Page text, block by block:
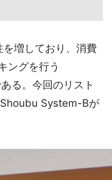
を増しており、消費
ングを行う
る。今回のリスト
System-Bが